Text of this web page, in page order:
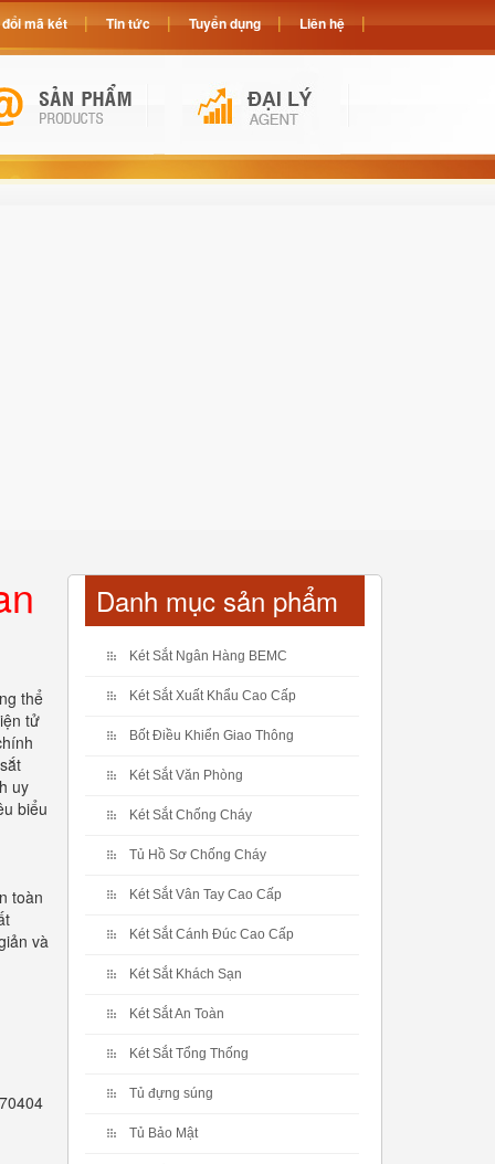
thể
tử
uy
biểu
toàn
và
Danh mục sản phẩm
Két Sắt Ngân Hàng BEMC
Két Sắt Xuất Khẩu Cao Cấp
Bốt Điều Khiển Giao Thông
Két Sắt Văn Phòng
Két Sắt Chống Cháy
Tủ Hồ Sơ Chống Cháy
Két Sắt Vân Tay Cao Cấp
Két Sắt Cánh Đúc Cao Cấp
Két Sắt Khách Sạn
Két Sắt An Toàn
Két Sắt Tổng Thống
Tủ đựng súng
Tủ Bảo Mật
mã két Tin tức Tuyển dụng Liên hệ